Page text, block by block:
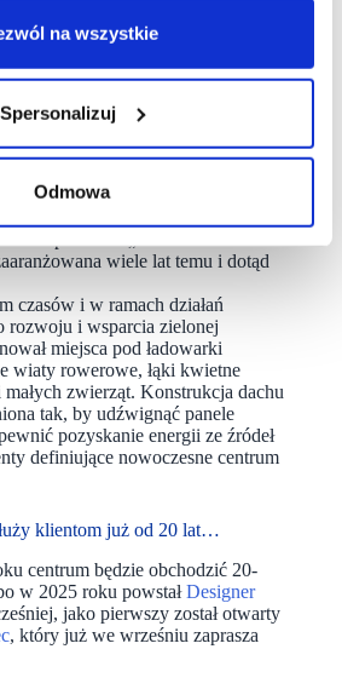
na wszystkie
Spersonalizuj
Odmowa
oferta handlowa i zawsze niższe
jednak nie można pominąć
decyzyjnym współczesnego
walce o klienta.
centrum?
się nowa roślinność,
Wokół latarni powstanie zielony
sposób na „odbetonowanie”
wiele lat temu i dotąd
czasów i w ramach działań
rozwoju i wsparcia zielonej
miejsca pod ładowarki
wiaty rowerowe, łąki kwietne
zwierząt. Konstrukcja dachu
tak, by udźwignąć panele
pozyskanie energii ze źródeł
definiujące nowoczesne centrum
klientom już od 20 lat…
centrum będzie obchodzić 20-
w 2025 roku powstałDesigner
jako pierwszy został otwarty
, który już we wrześniu zaprasza